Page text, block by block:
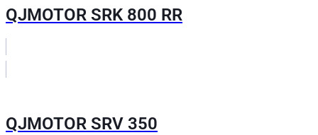
QJMOTOR SRK 800 RR
QJMOTOR SRV 350